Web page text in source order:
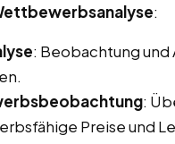
:
: Beobachtung und
:
Preise und